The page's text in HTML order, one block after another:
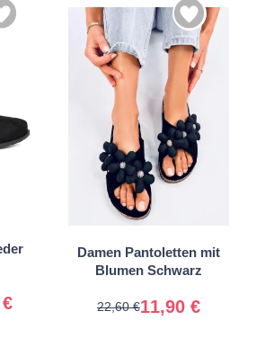
Damen Pantoletten mit
Blumen Schwarz
11,90 €
22,60 €
36 37
38